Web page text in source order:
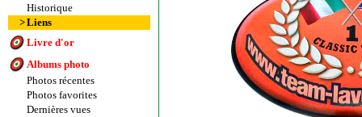
Historique
>Liens
Livre d'or
Albums photo
Photos récentes
Photos favorites
Dernières vues